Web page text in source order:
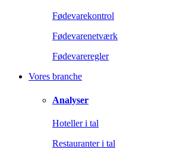
Fødevarekontrol
Fødevarenetværk
Fødevareregler
Vores branche
Analyser
Hoteller i tal
Restauranter i tal